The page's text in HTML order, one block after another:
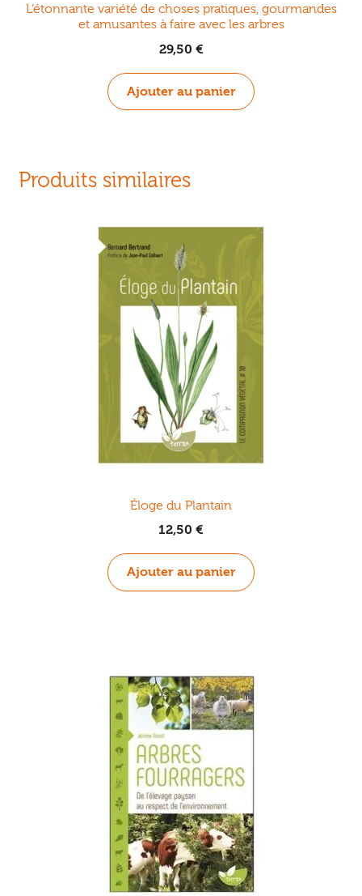
L’étonnante variété de choses pratiques, gourmandes
et amusantes à faire avec les arbres
29,50 €
Ajouter au panier
Produits similaires
Éloge du Plantain
12,50 €
Ajouter au panier